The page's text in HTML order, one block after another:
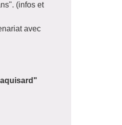
(infos et
avec